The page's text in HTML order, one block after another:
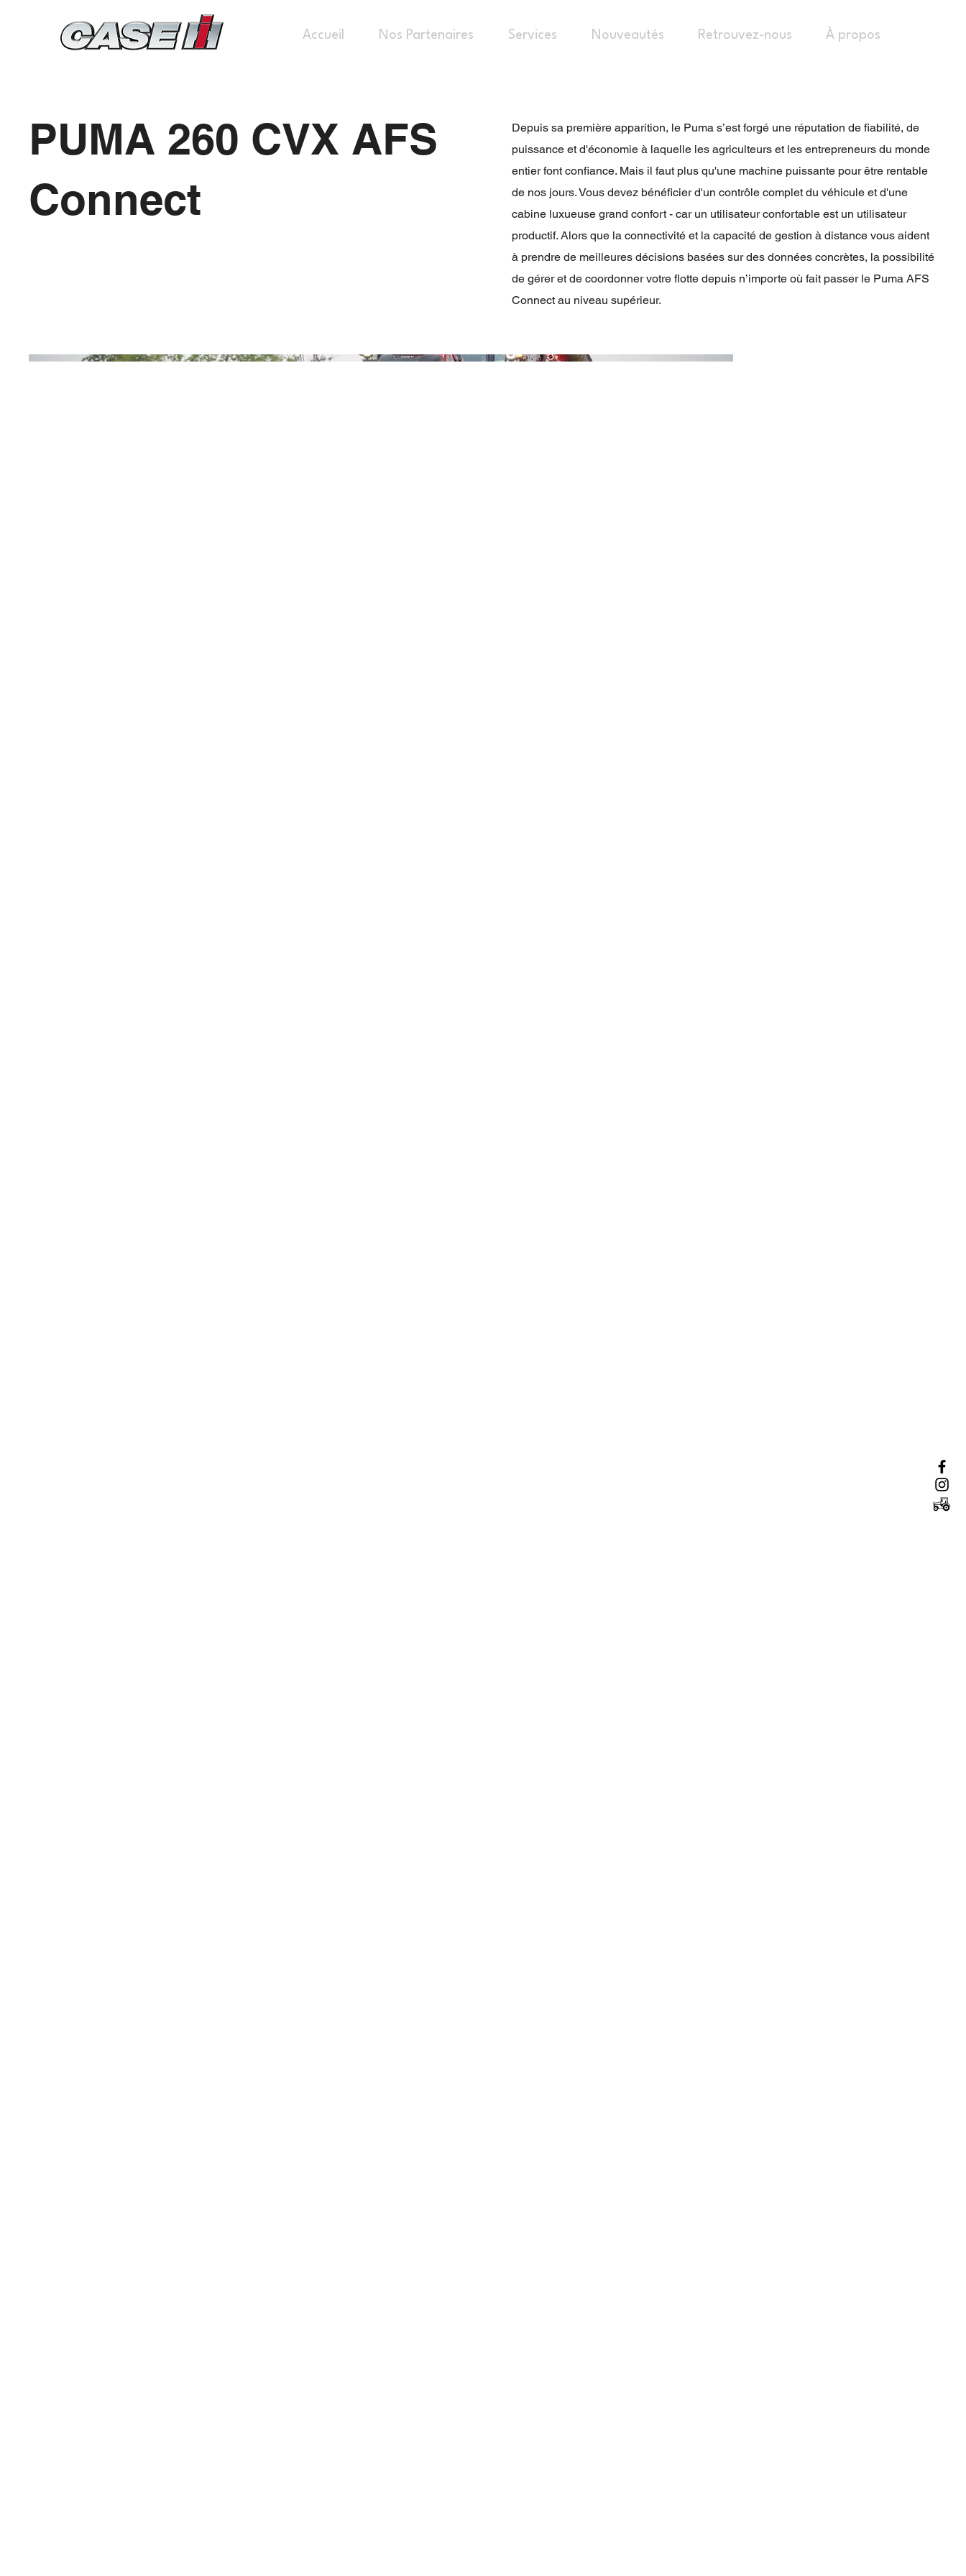
Accueil Nos Partenaires Services Nouveautés Retrouvez-nous À propos
PUMA 260 CVX AFS
Connect
Depuis sa première apparition, le Puma s’est forgé une réputation de fiabilité, de
puissance et d'économie à laquelle les agriculteurs et les entrepreneurs du monde
entier font confiance. Mais il faut plus qu'une machine puissante pour être rentable
de nos jours. Vous devez bénéficier d'un contrôle complet du véhicule et d'une
cabine luxueuse grand confort - car un utilisateur confortable est un utilisateur
productif. Alors que la connectivité et la capacité de gestion à distance vous aident
à prendre de meilleures décisions basées sur des données concrètes, la possibilité
de gérer et de coordonner votre flotte depuis n’importe où fait passer le Puma AFS
Connect au niveau supérieur.